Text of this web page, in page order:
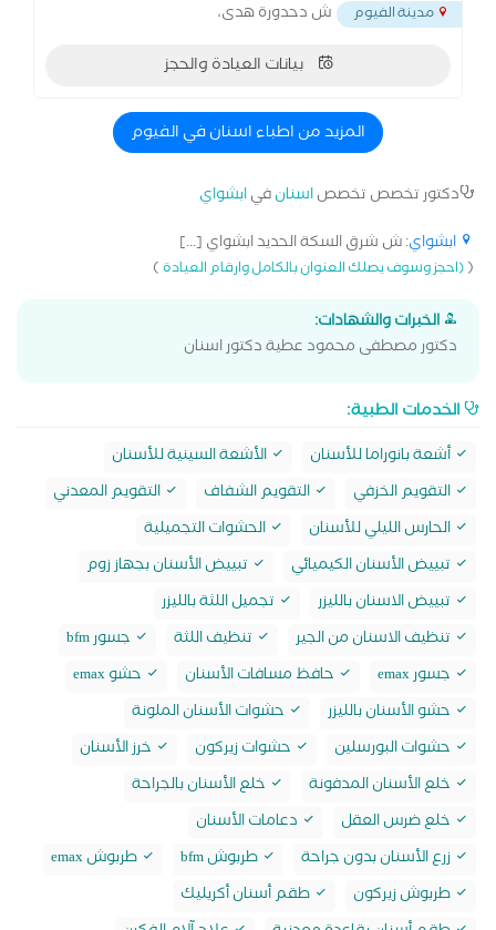
مدينة الفيوم ش دحدورة هدى،
بيانات العيادة والحجز
المزيد من اطباء اسنان في الفيوم
دكتور تخصص تخصصاسنانفيابشواي
ابشواي: ش شرق السكة الحديد ابشواي [...]
((احجز وسوف يصلك العنوان بالكامل وارقام العيادة)
الخبرات والشهادات:
دكتور مصطفى محمود عطية دكتور اسنان
الخدمات الطبية:
أشعة بانوراما للأسنان
الأشعة السينية للأسنان
التقويم الخزفي
التقويم الشفاف
التقويم المعدني
الحارس الليلي للأسنان
الحشوات التجميلية
تبييض الأسنان الكيميائي
تبييض الأسنان بجهاز زوم
تبييض الاسنان بالليزر
تجميل اللثة بالليزر
تنظيف الاسنان من الجير
تنظيف اللثة
جسور bfm
جسور emax
حافظ مسافات الأسنان
حشو emax
حشو الأسنان بالليزر
حشوات الأسنان الملونة
حشوات البورسلين
حشوات زيركون
خرز الأسنان
خلع الأسنان المدفونة
خلع الأسنان بالجراحة
خلع ضرس العقل
دعامات الأسنان
زرع الأسنان بدون جراحة
طربوش bfm
طربوش emax
طربوش زيركون
طقم أسنان أكريليك